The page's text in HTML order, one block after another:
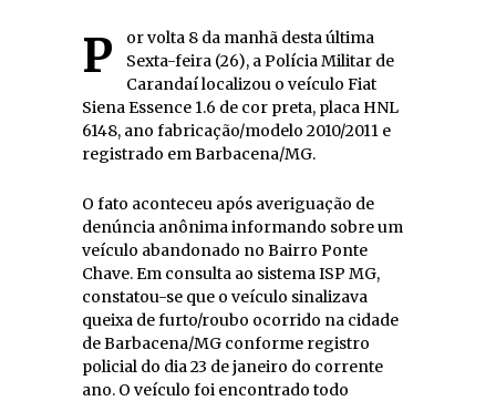
Por volta 8 da manhã desta última
Sexta-feira (26), a Polícia Militar de
Carandaí localizou o veículo Fiat
Siena Essence 1.6 de cor preta, placa HNL
6148, ano fabricação/modelo 2010/2011 e
registrado em Barbacena/MG.
O fato aconteceu após averiguação de
denúncia anônima informando sobre um
veículo abandonado no Bairro Ponte
Chave. Em consulta ao sistema ISP MG,
constatou-se que o veículo sinalizava
queixa de furto/roubo ocorrido na cidade
de Barbacena/MG conforme registro
policial do dia 23 de janeiro do corrente
ano. O veículo foi encontrado todo